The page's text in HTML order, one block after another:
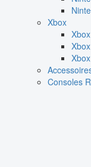
Xbox
Consoles